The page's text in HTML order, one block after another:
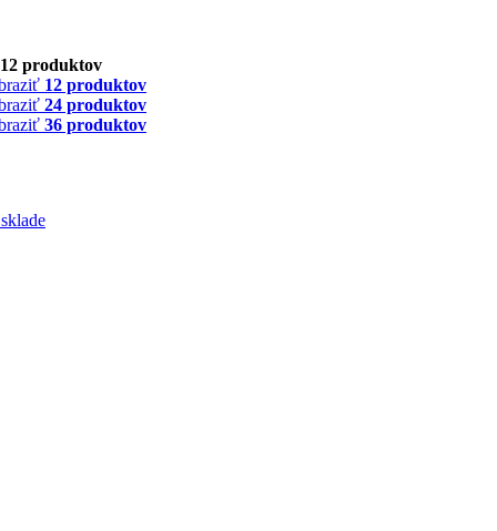
12 produktov
12 produktov
24 produktov
36 produktov